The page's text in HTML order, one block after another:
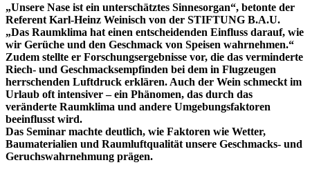
„Unsere Nase ist ein unterschätztes Sinnesorgan“, betonte der
Referent Karl-Heinz Weinisch von der STIFTUNG B.A.U.
„Das Raumklima hat einen entscheidenden Einfluss darauf, wie
wir Gerüche und den Geschmack von Speisen wahrnehmen.“
Zudem stellte er Forschungsergebnisse vor, die das verminderte
Riech- und Geschmacksempfinden bei dem in Flugzeugen
herrschenden Luftdruck erklären. Auch der Wein schmeckt im
Urlaub oft intensiver – ein Phänomen, das durch das
veränderte Raumklima und andere Umgebungsfaktoren
beeinflusst wird.
Das Seminar machte deutlich, wie Faktoren wie Wetter,
Baumaterialien und Raumluftqualität unsere Geschmacks- und
Geruchswahrnehmung prägen.